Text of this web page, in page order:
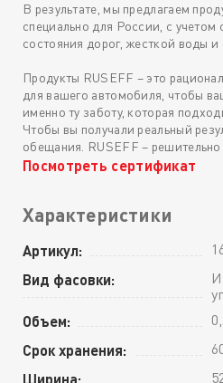
В результате, мы предлагаем
специально для России, с учетом
состояния дорог, жесткой воды и
Продукты RUSEFF – это
для вашего автомобиля, чтобы
именно ту заботу, которая
Чтобы вы получали реальный
обещания. RUSEFF –
Посмотреть сертификат
Характеристики
Артикул:
Вид фасовки:
Объем:
Срок хранения:
Ширина: